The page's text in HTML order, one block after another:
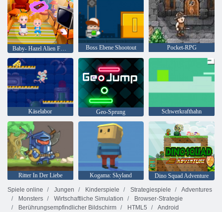
Boss Ebene Shootout Pocket-RPG
Käselabor Geo-Sprung Schwerkrafthahn
Ritter In Der Liebe Kogama: Skyland
Dino Squad Adventure
Spiele online
Jungen Kinderspiele Strategiespiele
Adventures
Monsters
Wirtschaftliche Simulation
Browser-Strategie
Berührungsempfindlicher Bildschirm
HTML5 Android